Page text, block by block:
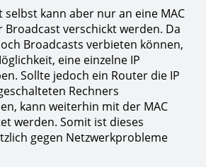
selbst kann aber nur an eine MAC
Broadcast verschickt werden. Da
Broadcasts verbieten können,
eine einzelne IP
Sollte jedoch ein Router die IP
Rechners
kann weiterhin mit der MAC
werden. Somit ist dieses
gegen Netzwerkprobleme